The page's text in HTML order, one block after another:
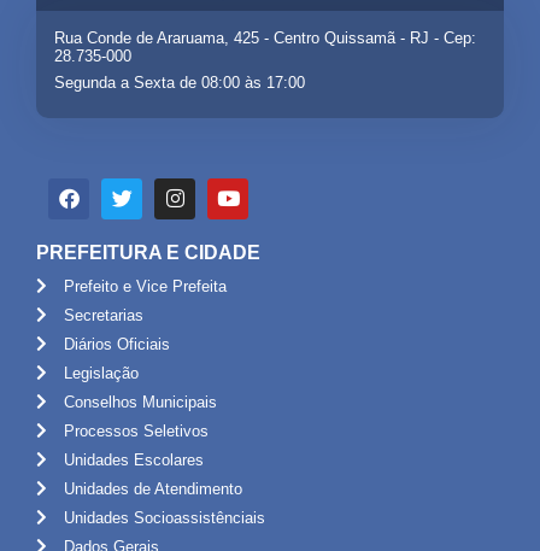
Rua Conde de Araruama, 425 - Centro Quissamã - RJ - Cep:
28.735-000
Segunda a Sexta de 08:00 às 17:00
PREFEITURA E CIDADE
Prefeito e Vice Prefeita
Secretarias
Diários Oficiais
Legislação
Conselhos Municipais
Processos Seletivos
Unidades Escolares
Unidades de Atendimento
Unidades Socioassistênciais
Dados Gerais